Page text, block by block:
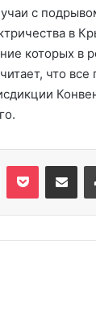
с
в
которых в
что
Пляжный
Каролине,
бывшая
проводили
Выступление
Джанет Л.
Норкроссе,